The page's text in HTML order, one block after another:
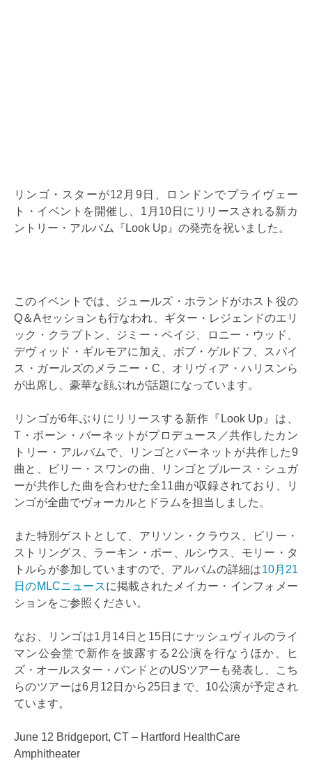
リンゴ・スターが12月9日、ロンドンでプライヴェー
ト・イベントを開催し、1月10日にリリースされる新カ
ントリー・アルバム『Look Up』の発売を祝いました。
このイベントでは、ジュールズ・ホランドがホスト役の
Q＆Aセッションも行なわれ、ギター・レジェンドのエリ
ック・クラプトン、ジミー・ペイジ、ロニー・ウッド、
デヴィッド・ギルモアに加え、ボブ・ゲルドフ、スパイ
ス・ガールズのメラニー・C、オリヴィア・ハリスンら
が出席し、豪華な顔ぶれが話題になっています。
リンゴが6年ぶりにリリースする新作『Look Up』は、
T・ボーン・バーネットがプロデュース／共作したカン
トリー・アルバムで、リンゴとバーネットが共作した9
曲と、ビリー・スワンの曲、リンゴとブルース・シュガ
ーが共作した曲を合わせた全11曲が収録されており、リ
ンゴが全曲でヴォーカルとドラムを担当しました。
また特別ゲストとして、アリソン・クラウス、ビリー・
ストリングス、ラーキン・ポー、ルシウス、モリー・タ
トルらが参加していますので、アルバムの詳細は10月21
日のMLCニュースに掲載されたメイカー・インフォメー
ションをご参照ください。
なお、リンゴは1月14日と15日にナッシュヴィルのライ
マン公会堂で新作を披露する2公演を行なうほか、ヒ
ズ・オールスター・バンドとのUSツアーも発表し、こち
らのツアーは6月12日から25日まで、10公演が予定され
ています。
June 12 Bridgeport, CT – Hartford HealthCare
Amphitheater